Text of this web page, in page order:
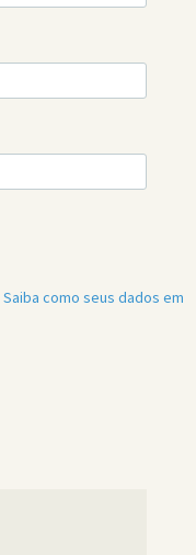
Saiba como seus dados em